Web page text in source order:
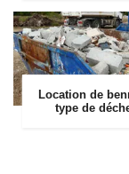
Location de
type de